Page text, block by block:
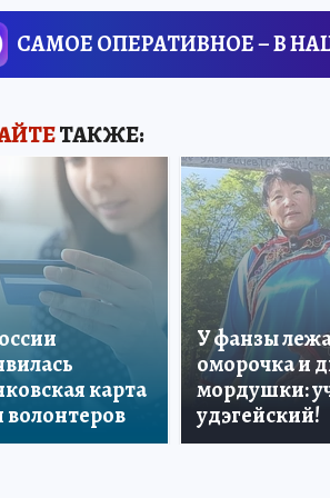
САМОЕ ОПЕРАТИВНОЕ – В
ТАКЖЕ:
карта
волонтеров
У фанзы
оморочка и
мордушки:
удэгейский!